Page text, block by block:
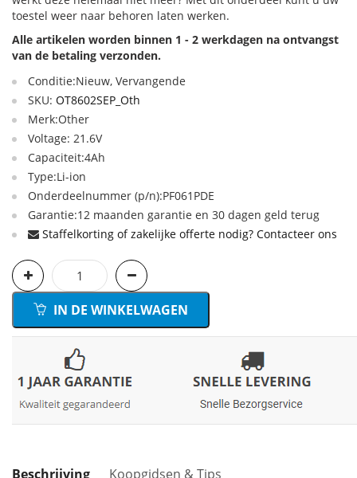
toestel weer naar behoren laten werken.
Alle artikelen worden binnen 1 - 2 werkdagen na ontvangst
van de betaling verzonden.
Conditie:Nieuw, Vervangende
SKU: OT8602SEP_Oth
Merk:Other
Voltage: 21.6V
Capaciteit:4Ah
Type:Li-ion
Onderdeelnummer (p/n):PF061PDE
Garantie:12 maanden garantie en 30 dagen geld terug
Staffelkorting of zakelijke offerte nodig? Contacteer ons
IN DE WINKELWAGEN
Beschrijving Koopgidsen & Tips